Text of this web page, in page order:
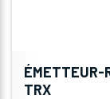
ÉMETTEUR-
TRX